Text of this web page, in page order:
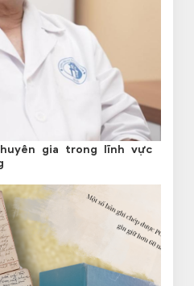
gia trong lĩnh vực